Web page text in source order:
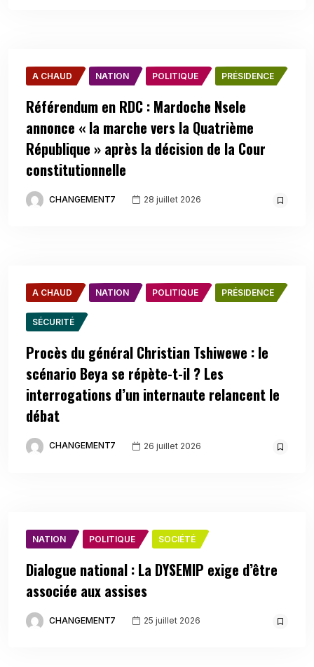
A CHAUD NATION POLITIQUE PRÉSIDENCE
Référendum en RDC : Mardoche Nsele
annonce « la marche vers la Quatrième
République » après la décision de la Cour
constitutionnelle
CHANGEMENT7 28 juillet 2026
A CHAUD NATION POLITIQUE PRÉSIDENCE
SÉCURITÉ
Procès du général Christian Tshiwewe : le
scénario Beya se répète-t-il ? Les
interrogations d’un internaute relancent le
débat
CHANGEMENT7 26 juillet 2026
NATION POLITIQUE SOCIÉTÉ
Dialogue national : La DYSEMIP exige d’être
associée aux assises
CHANGEMENT7 25 juillet 2026